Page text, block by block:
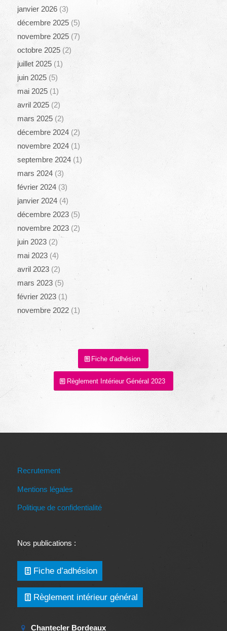
janvier 2026(3)
décembre 2025(5)
novembre 2025(7)
octobre 2025(2)
juillet 2025(1)
juin 2025(5)
mai 2025(1)
avril 2025(2)
mars 2025(2)
décembre 2024(2)
novembre 2024(1)
septembre 2024(1)
mars 2024(3)
février 2024(3)
janvier 2024(4)
décembre 2023(5)
novembre 2023(2)
juin 2023(2)
mai 2023(4)
avril 2023(2)
mars 2023(5)
février 2023(1)
novembre 2022(1)
Fiche d'adhésion
Règlement Intérieur Général 2023
Recrutement
Mentions légales
Politique de confidentialité
Nos publications :
Fiche d’adhésion
Règlement intérieur général
Chantecler Bordeaux